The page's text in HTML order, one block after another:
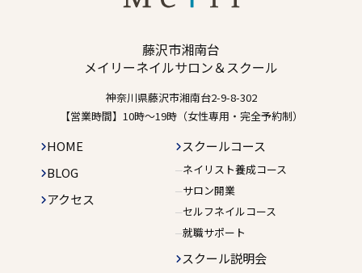
藤沢市湘南台
メイリーネイルサロン＆スクール
神奈川県藤沢市湘南台2-9-8-302
【営業時間】10時〜19時（女性専用・完全予約制）
HOME
BLOG
アクセス
スクールコース
ネイリスト養成コース
サロン開業
セルフネイルコース
就職サポート
スクール説明会